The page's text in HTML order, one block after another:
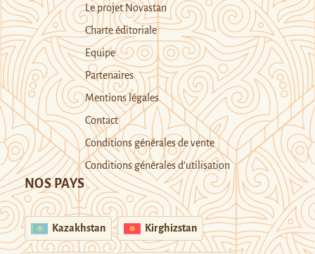
Le projet Novastan
Charte éditoriale
Equipe
Partenaires
Mentions légales
Contact
Conditions générales de vente
Conditions générales d’utilisation
NOS PAYS
Kazakhstan Kirghizstan